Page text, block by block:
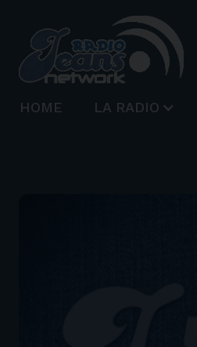
HOME LA RADIO